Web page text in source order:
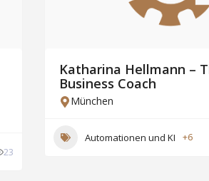
23
Katharina Hellmann –
Business Coach
München
Automationen und KI +6